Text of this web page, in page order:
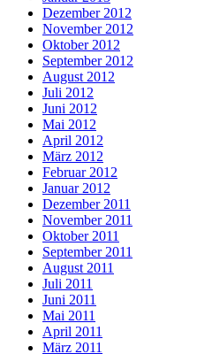
Dezember 2012
November 2012
Oktober 2012
September 2012
August 2012
Juli 2012
Juni 2012
Mai 2012
April 2012
März 2012
Februar 2012
Januar 2012
Dezember 2011
November 2011
Oktober 2011
September 2011
August 2011
Juli 2011
Juni 2011
Mai 2011
April 2011
März 2011